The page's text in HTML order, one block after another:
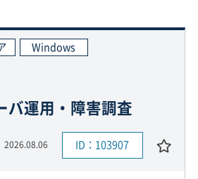
Windows
運用・障害調査
2026.08.06 ID：103907